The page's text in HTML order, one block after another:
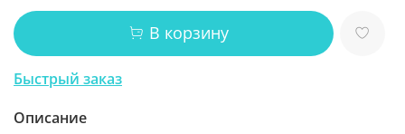
В корзину
Быстрый заказ
Описание